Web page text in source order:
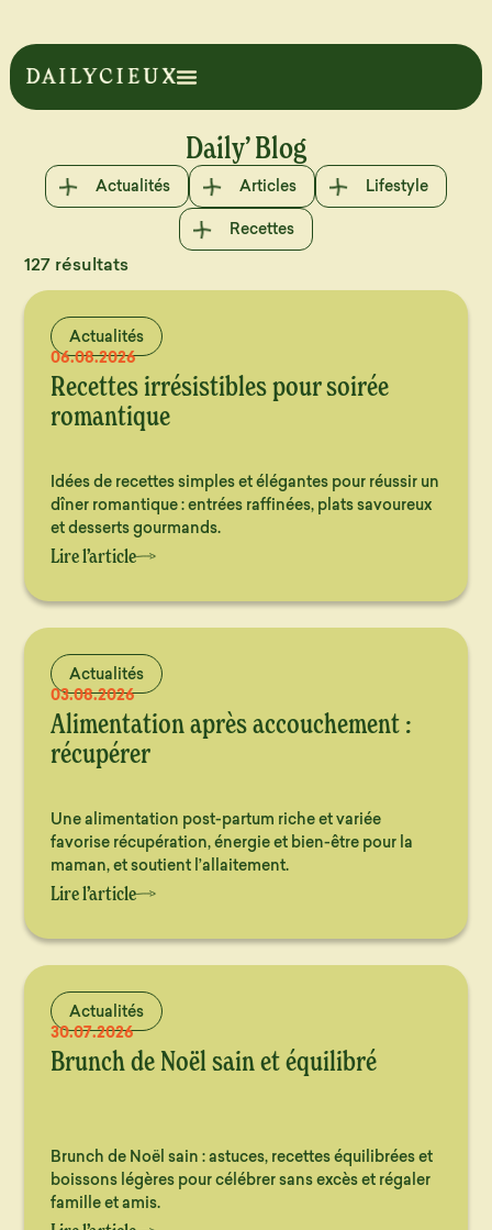
Daily’ Blog
Actualités Articles Lifestyle
Recettes
127 résultats
Actualités
06.08.2026
Recettes irrésistibles pour soirée
romantique
Idées de recettes simples et élégantes pour réussir un
dîner romantique : entrées raffinées, plats savoureux
et desserts gourmands.
Lire l’article
Actualités
03.08.2026
Alimentation après accouchement :
récupérer
Une alimentation post-partum riche et variée
favorise récupération, énergie et bien-être pour la
maman, et soutient l’allaitement.
Lire l’article
Actualités
30.07.2026
Brunch de Noël sain et équilibré
Brunch de Noël sain : astuces, recettes équilibrées et
boissons légères pour célébrer sans excès et régaler
famille et amis.